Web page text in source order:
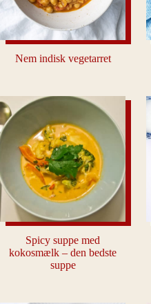
Nem indisk vegetarret
Spicy suppe med
kokosmælk – den bedste
suppe